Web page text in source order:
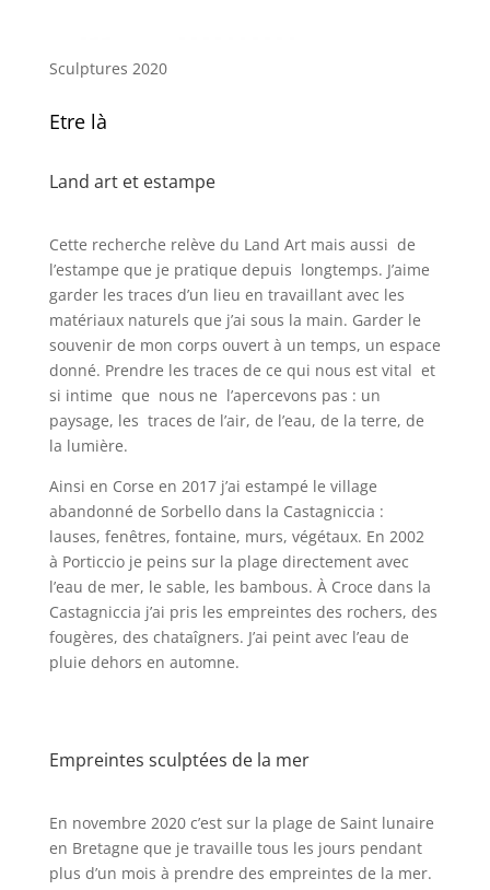
Sculptures 2020
Etre là
Land art et estampe
Cette recherche relève du Land Art mais aussi de
l’estampe que je pratique depuis longtemps. J’aime
garder les traces d’un lieu en travaillant avec les
matériaux naturels que j’ai sous la main. Garder le
souvenir de mon corps ouvert à un temps, un espace
donné. Prendre les traces de ce qui nous est vital et
si intime que nous ne l’apercevons pas : un
paysage, les traces de l’air, de l’eau, de la terre, de
la lumière.
Ainsi en Corse en 2017 j’ai estampé le village
abandonné de Sorbello dans la Castagniccia :
lauses, fenêtres, fontaine, murs, végétaux. En 2002
à Porticcio je peins sur la plage directement avec
l’eau de mer, le sable, les bambous. À Croce dans la
Castagniccia j’ai pris les empreintes des rochers, des
fougères, des chataîgners. J’ai peint avec l’eau de
pluie dehors en automne.
Empreintes sculptées de la mer
En novembre 2020 c’est sur la plage de Saint lunaire
en Bretagne que je travaille tous les jours pendant
plus d’un mois à prendre des empreintes de la mer.